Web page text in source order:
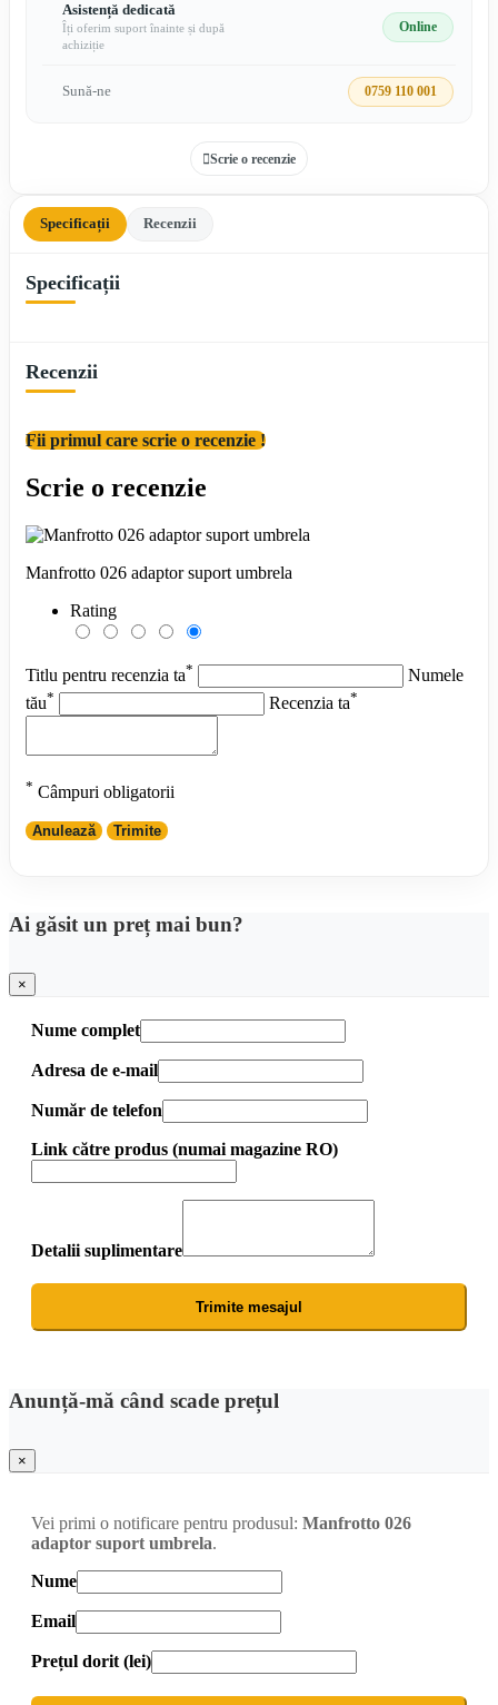
Asistență dedicată
Îți oferim suport înainte și după
achiziție
Online
Sună-ne 0759 110 001
Scrie o recenzie
Specificații Recenzii
Specificații
Recenzii
Fii primul care scrie o recenzie !
Scrie o recenzie
Manfrotto 026 adaptor suport umbrela
Rating
Titlu pentru recenzia ta*
Numele
tău* Recenzia ta*
* Câmpuri obligatorii
Anulează Trimite
Ai găsit un preț mai bun?
×
Nume complet
Adresa de e-mail
Număr de telefon
Link către produs (numai magazine RO)
Detalii suplimentare
Trimite mesajul
Anunță-mă când scade prețul
×
Vei primi o notificare pentru produsul: Manfrotto 026
adaptor suport umbrela.
Nume
Email
Prețul dorit (lei)